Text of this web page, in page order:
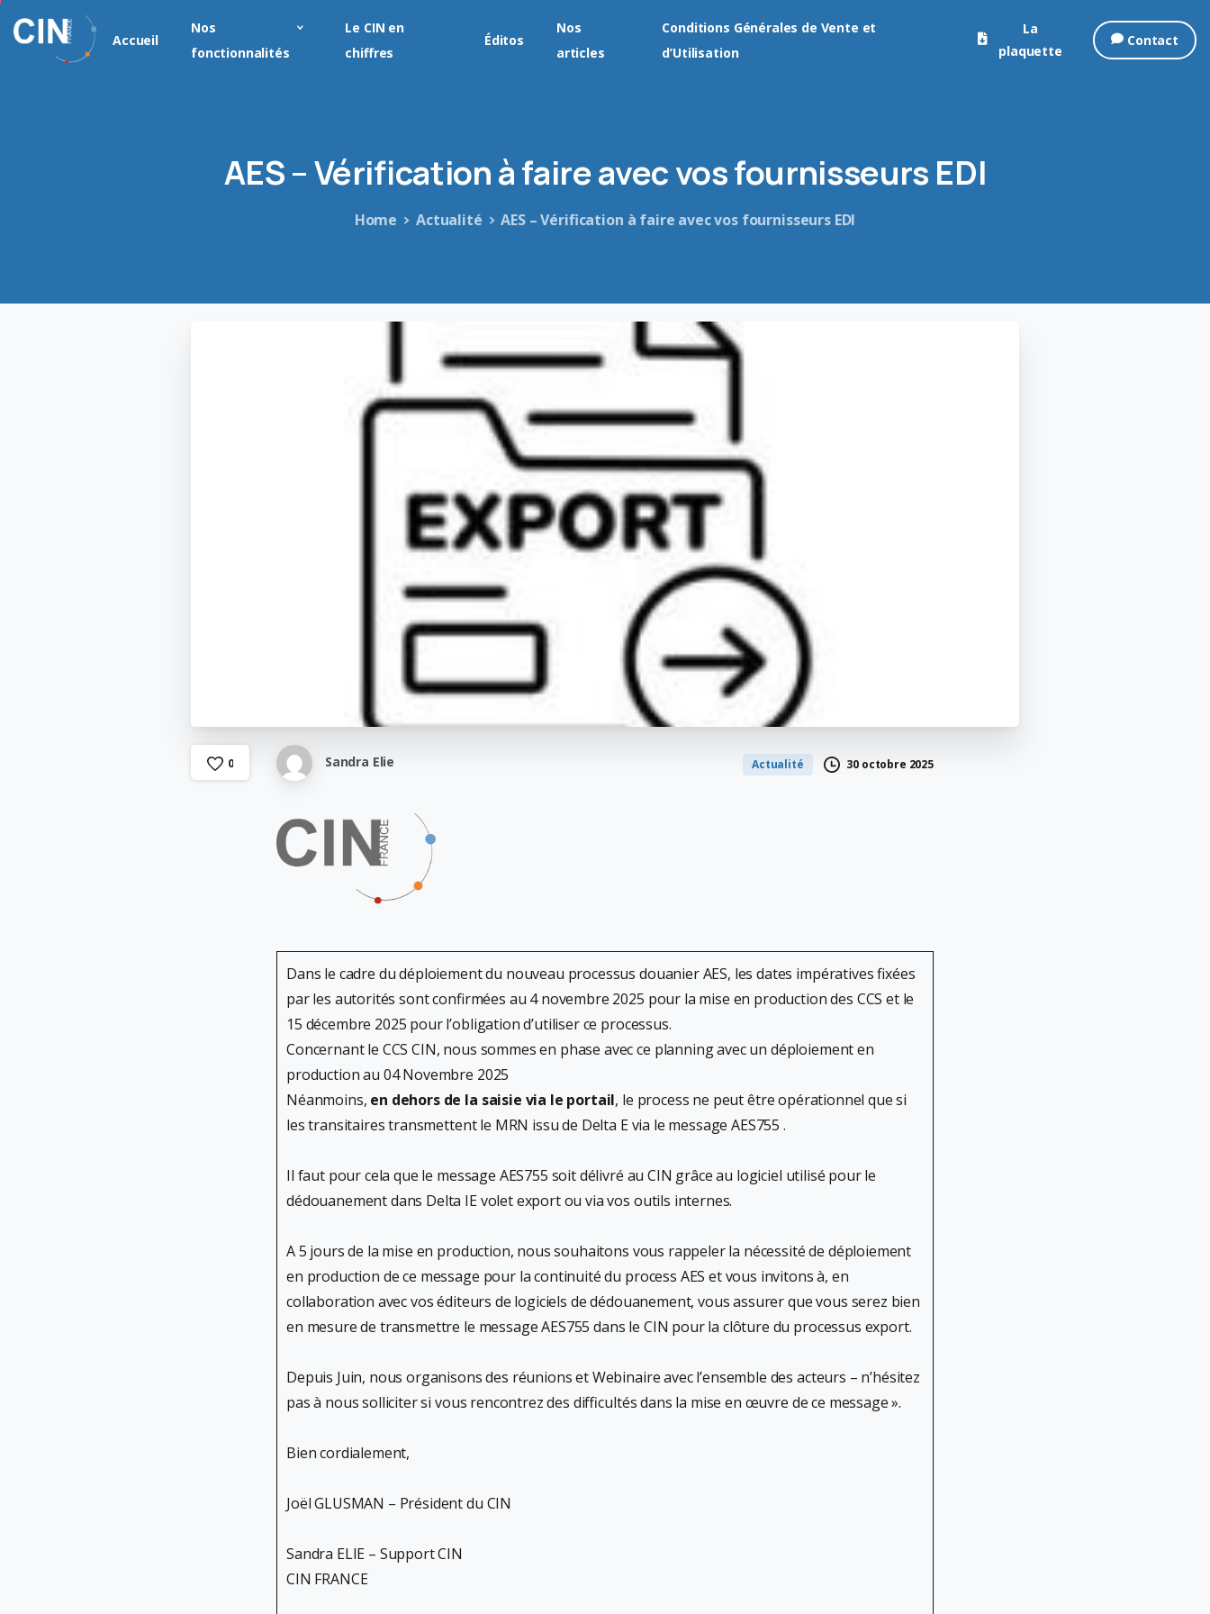
Accueil
Nos
fonctionnalités
Le CIN en
chiffres
Éditos
Nos
articles
Conditions Générales de Vente et
d’Utilisation
La
plaquette
Contact
AES–Vérificationàfaireavecvosfournisseurs EDI
Home Actualité AES – Vérification à faire avec vos fournisseurs EDI
0 Sandra Elie Actualité 30 octobre 2025
Dans le cadre du déploiement du nouveau processus douanier AES, les dates impératives fixées
par les autorités sont confirmées au 4 novembre 2025 pour la mise en production des CCS et le
15 décembre 2025 pour l’obligation d’utiliser ce processus.
Concernant le CCS CIN, nous sommes en phase avec ce planning avec un déploiement en
production au 04 Novembre 2025
Néanmoins, en dehors de la saisie via le portail, le process ne peut être opérationnel que si
les transitaires transmettent le MRN issu de Delta E via le message AES755 .
Il faut pour cela que le message AES755 soit délivré au CIN grâce au logiciel utilisé pour le
dédouanement dans Delta IE volet export ou via vos outils internes.
A 5 jours de la mise en production, nous souhaitons vous rappeler la nécessité de déploiement
en production de ce message pour la continuité du process AES et vous invitons à, en
collaboration avec vos éditeurs de logiciels de dédouanement, vous assurer que vous serez bien
en mesure de transmettre le message AES755 dans le CIN pour la clôture du processus export.
Depuis Juin, nous organisons des réunions et Webinaire avec l’ensemble des acteurs – n’hésitez
pas à nous solliciter si vous rencontrez des difficultés dans la mise en œuvre de ce message ».
Bien cordialement,
Joël GLUSMAN – Président du CIN
Sandra ELIE – Support CIN
CIN FRANCE